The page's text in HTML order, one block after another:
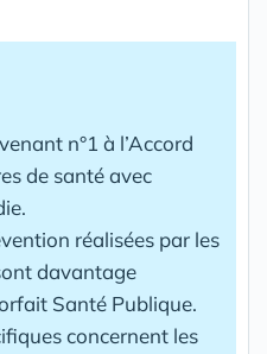
n°1 à l’Accord
de santé avec
réalisées par les
davantage
Santé Publique.
concernent les